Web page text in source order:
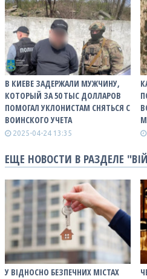
В КИЕВЕ ЗАДЕРЖАЛИ МУЖЧИНУ,
КОТОРЫЙ ЗА 50 ТЫС ДОЛЛАРОВ
ПОМОГАЛ УКЛОНИСТАМ СНЯТЬСЯ С
ВОИНСКОГО УЧЕТА
2025-04-24 13:35
ЕЩЕ НОВОСТИ В РАЗДЕЛЕ
У ВІДНОСНО БЕЗПЕЧНИХ МІСТАХ